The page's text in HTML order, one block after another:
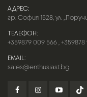
АДРЕС:
гр. София 1528, ул.
ТЕЛЕФОН:
+359879 009 566,
EMAIL:
sales@enthusiast.bg